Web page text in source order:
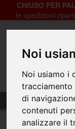
Noi
Noi usiamo i
tracciamento
di
contenuti
analizzare il
CHIUSO PER
le spedizioni
Expobanner